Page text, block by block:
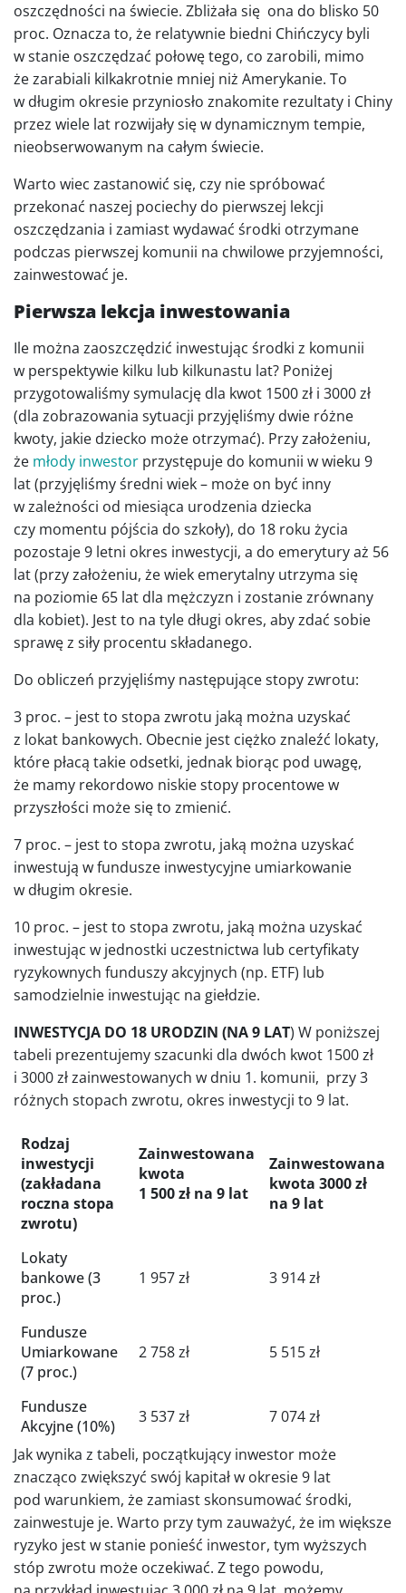
oszczędności na świecie. Zbliżała się ona do blisko 50
proc. Oznacza to, że relatywnie biedni Chińczycy byli
w stanie oszczędzać połowę tego, co zarobili, mimo
że zarabiali kilkakrotnie mniej niż Amerykanie. To
w długim okresie przyniosło znakomite rezultaty i Chiny
przez wiele lat rozwijały się w dynamicznym tempie,
nieobserwowanym na całym świecie.
Warto wiec zastanowić się, czy nie spróbować
przekonać naszej pociechy do pierwszej lekcji
oszczędzania i zamiast wydawać środki otrzymane
podczas pierwszej komunii na chwilowe przyjemności,
zainwestować je.
Pierwsza lekcja inwestowania
Ile można zaoszczędzić inwestując środki z komunii
w perspektywie kilku lub kilkunastu lat? Poniżej
przygotowaliśmy symulację dla kwot 1500 zł i 3000 zł
(dla zobrazowania sytuacji przyjęliśmy dwie różne
kwoty, jakie dziecko może otrzymać). Przy założeniu,
że młody inwestor przystępuje do komunii w wieku 9
lat (przyjęliśmy średni wiek – może on być inny
w zależności od miesiąca urodzenia dziecka
czy momentu pójścia do szkoły), do 18 roku życia
pozostaje 9 letni okres inwestycji, a do emerytury aż 56
lat (przy założeniu, że wiek emerytalny utrzyma się
na poziomie 65 lat dla mężczyzn i zostanie zrównany
dla kobiet). Jest to na tyle długi okres, aby zdać sobie
sprawę z siły procentu składanego.
Do obliczeń przyjęliśmy następujące stopy zwrotu:
3 proc. – jest to stopa zwrotu jaką można uzyskać
z lokat bankowych. Obecnie jest ciężko znaleźć lokaty,
które płacą takie odsetki, jednak biorąc pod uwagę,
że mamy rekordowo niskie stopy procentowe w
przyszłości może się to zmienić.
7 proc. – jest to stopa zwrotu, jaką można uzyskać
inwestują w fundusze inwestycyjne umiarkowanie
w długim okresie.
10 proc. – jest to stopa zwrotu, jaką można uzyskać
inwestując w jednostki uczestnictwa lub certyfikaty
ryzykownych funduszy akcyjnych (np. ETF) lub
samodzielnie inwestując na giełdzie.
INWESTYCJA DO 18 URODZIN (NA 9 LAT) W poniższej
tabeli prezentujemy szacunki dla dwóch kwot 1500 zł
i 3000 zł zainwestowanych w dniu 1. komunii, przy 3
różnych stopach zwrotu, okres inwestycji to 9 lat.
Rodzaj
inwestycji
(zakładana
roczna stopa
zwrotu)
Zainwestowana
kwota
1 500 zł na 9 lat
Zainwestowana
kwota 3000 zł
na 9 lat
Lokaty
bankowe (3
proc.)
1 957 zł 3 914 zł
Fundusze
Umiarkowane
(7 proc.)
2 758 zł 5 515 zł
Fundusze
Akcyjne (10%)
3 537 zł
7 074 zł
Jak wynika z tabeli, początkujący inwestor może
znacząco zwiększyć swój kapitał w okresie 9 lat
pod warunkiem, że zamiast skonsumować środki,
zainwestuje je. Warto przy tym zauważyć, że im większe
ryzyko jest w stanie ponieść inwestor, tym wyższych
stóp zwrotu może oczekiwać. Z tego powodu,